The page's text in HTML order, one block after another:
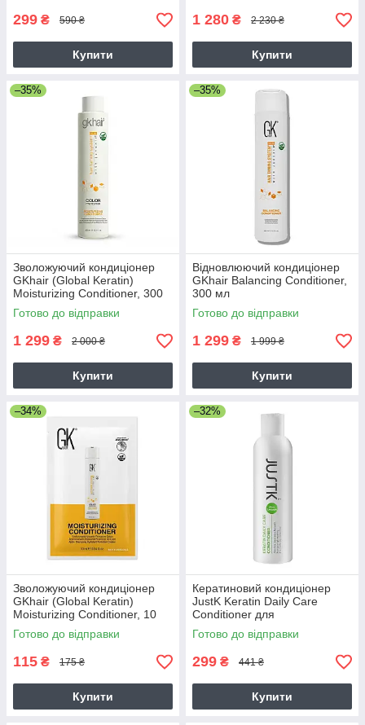
299 ₴ 590 ₴
Купити
1 280 ₴ 2 230 ₴
Купити
–35%
Зволожуючий кондиціонер
GKhair (Global Keratin)
Moisturizing Conditioner, 300
мл
Готово до відправки
1 299 ₴ 2 000 ₴
Купити
–35%
Відновлюючий кондиціонер
GKhair Balancing Conditioner,
300 мл
Готово до відправки
1 299 ₴ 1 999 ₴
Купити
–34%
Зволожуючий кондиціонер
GKhair (Global Keratin)
Moisturizing Conditioner, 10
мл
Готово до відправки
115 ₴ 175 ₴
Купити
–32%
Кератиновий кондиціонер
JustK Keratin Daily Care
Conditioner для
повсякденного використання,
250 мл
Готово до відправки
299 ₴ 441 ₴
Купити